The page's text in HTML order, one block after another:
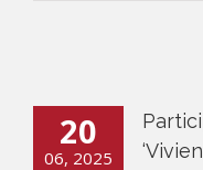
20
06, 2025